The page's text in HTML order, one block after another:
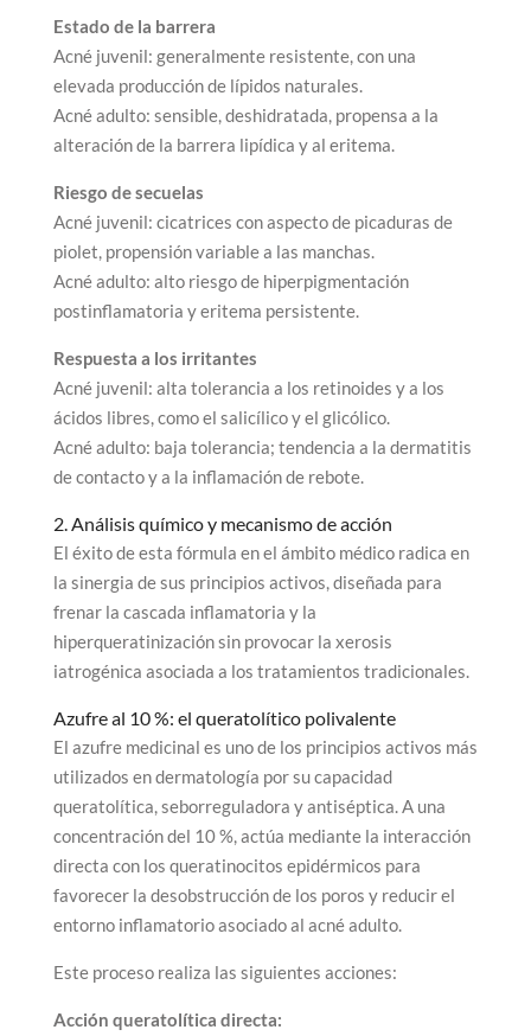
Estado de la barrera
Acné juvenil: generalmente resistente, con una
elevada producción de lípidos naturales.
Acné adulto: sensible, deshidratada, propensa a la
alteración de la barrera lipídica y al eritema.
Riesgo de secuelas
Acné juvenil: cicatrices con aspecto de picaduras de
piolet, propensión variable a las manchas.
Acné adulto: alto riesgo de hiperpigmentación
postinflamatoria y eritema persistente.
Respuesta a los irritantes
Acné juvenil: alta tolerancia a los retinoides y a los
ácidos libres, como el salicílico y el glicólico.
Acné adulto: baja tolerancia; tendencia a la dermatitis
de contacto y a la inflamación de rebote.
2. Análisis químico y mecanismo de acción
El éxito de esta fórmula en el ámbito médico radica en
la sinergia de sus principios activos, diseñada para
frenar la cascada inflamatoria y la
hiperqueratinización sin provocar la xerosis
iatrogénica asociada a los tratamientos tradicionales.
Azufre al 10 %: el queratolítico polivalente
El azufre medicinal es uno de los principios activos más
utilizados en dermatología por su capacidad
queratolítica, seborreguladora y antiséptica. A una
concentración del 10 %, actúa mediante la interacción
directa con los queratinocitos epidérmicos para
favorecer la desobstrucción de los poros y reducir el
entorno inflamatorio asociado al acné adulto.
Este proceso realiza las siguientes acciones:
Acción queratolítica directa: